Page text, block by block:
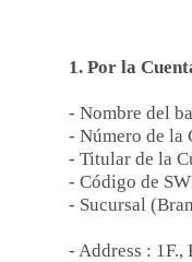
1. Por la
- Nombre del
- Número de la
- Titular de la
- Código de
- Sucursal
- Address :